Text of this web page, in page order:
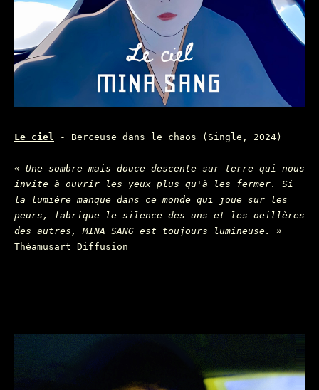
Le ciel - Berceuse dans le chaos (Single, 2024)
« Une sombre mais douce descente sur terre qui nous
invite à ouvrir les yeux plus qu'à les fermer. Si
la lumière manque dans ce monde qui joue sur les
peurs, fabrique le silence des uns et les oeillères
des autres, MINA SANG est toujours lumineuse. »
Théamusart Diffusion